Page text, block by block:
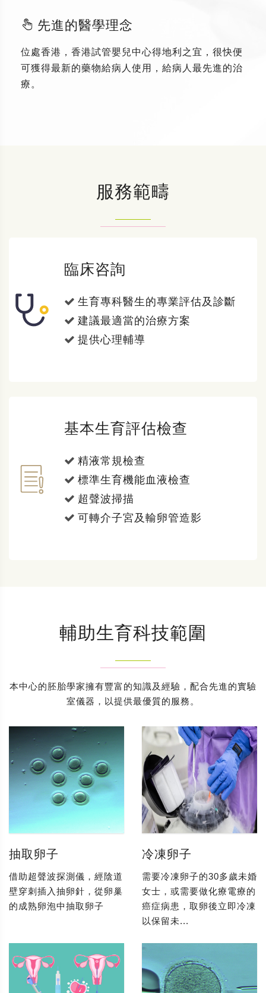
先進的醫學理念
位處香港，香港試管嬰兒中心得地利之宜，很快便
可獲得最新的藥物給病人使用，給病人最先進的治
療。
服務範疇
臨床咨詢
生育專科醫生的專業評估及診斷
建議最適當的治療方案
提供心理輔導
基本生育評估檢查
精液常規檢查
標準生育機能血液檢查
超聲波掃描
可轉介子宮及輸卵管造影
輔助生育科技範圍
本中心的胚胎學家擁有豐富的知識及經驗，配合先進的實驗
室儀器，以提供最優質的服務。
抽取卵子
借助超聲波探測儀，經陰道
壁穿刺插入抽卵針，從卵巢
的成熟卵泡中抽取卵子
冷凍卵子
需要冷凍卵子的30多歲未婚
女士，或需要做化療電療的
癌症病患，取卵後立即冷凍
以保留未...